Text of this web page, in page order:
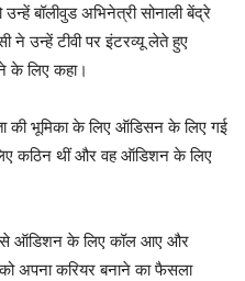
बॉलीवुड अभिनेत्री सोनाली बेंद्रे
ने उन्हें टीवी पर इंटरव्यू लेते हुए
के लिए कहा।
की भूमिका के लिए ऑडिसन के लिए गई
कठिन थीं और वह ऑडिशन के लिए
से ऑडिशन के लिए कॉल आए और
अपना करियर बनाने का फैसला